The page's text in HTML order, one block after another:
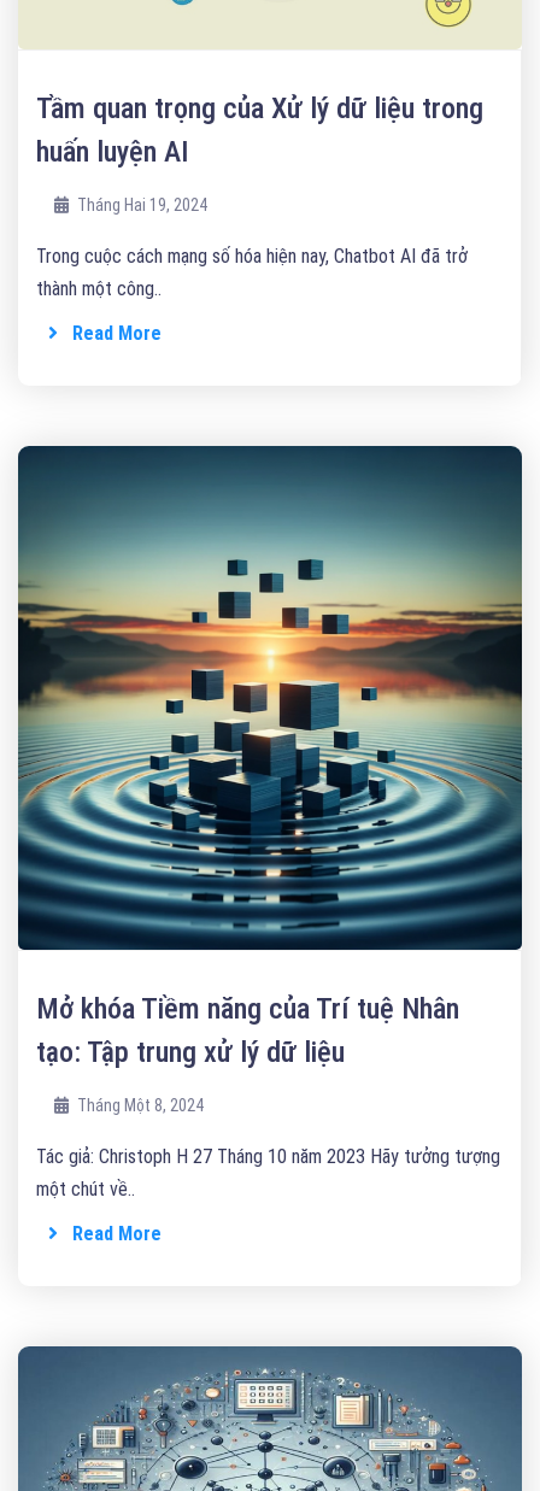
Tầm quan trọng của Xử lý dữ liệu trong
huấn luyện AI
Tháng Hai 19, 2024
Trong cuộc cách mạng số hóa hiện nay, Chatbot AI đã trở
thành một công..
Read More
Mở khóa Tiềm năng của Trí tuệ Nhân
tạo: Tập trung xử lý dữ liệu
Tháng Một 8, 2024
Tác giả: Christoph H 27 Tháng 10 năm 2023 Hãy tưởng tượng
một chút về..
Read More